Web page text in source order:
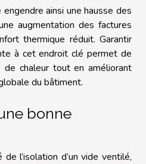
ainsi une hausse des
augmentation des factures
thermique réduit. Garantir
à cet endroit clé permet de
chaleur tout en améliorant
du bâtiment.
bonne
l’isolation d’un vide ventilé,